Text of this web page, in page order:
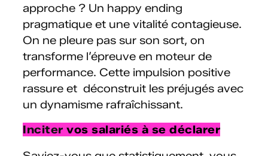
approche ? Un happy ending
pragmatique et une vitalité contagieuse.
On ne pleure pas sur son sort, on
transforme l’épreuve en moteur de
performance. Cette impulsion positive
rassure et déconstruit les préjugés avec
un dynamisme rafraîchissant.
Inciter vos salariés à se déclarer